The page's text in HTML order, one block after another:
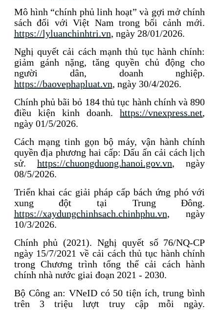
Mô hình “chính phủ linh hoạt” và gợi mở chính
sách đối với Việt Nam trong bối cảnh mới.
https://lyluanchinhtri.vn, ngày 28/01/2026.
Nghị quyết cải cách mạnh thủ tục hành chính:
giảm gánh nặng, tăng quyền chủ động cho
người dân, doanh nghiệp.
https://baovephapluat.vn, ngày 30/4/2026.
Chính phủ bãi bỏ 184 thủ tục hành chính và 890
điều kiện kinh doanh.https://vnexpress.net,
ngày 01/5/2026.
Cách mạng tinh gọn bộ máy, vận hành chính
quyền địa phương hai cấp: Dấu ấn cải cách lịch
sử. https://chuongduong.hanoi.gov.vn, ngày
08/5/2026.
Triển khai các giải pháp cấp bách ứng phó với
xung đột tại Trung Đông.
https://xaydungchinhsach.chinhphu.vn, ngày
10/3/2026.
Chính phủ (2021). Nghị quyết số 76/NQ-CP
ngày 15/7/2021 về cải cách thủ tục hành chính
trong Chương trình tổng thể cải cách hành
chính nhà nước giai đoạn 2021 - 2030.
Bộ Công an: VNeID có 50 tiện ích, trung bình
trên 3 triệu lượt truy cập mỗi ngày.